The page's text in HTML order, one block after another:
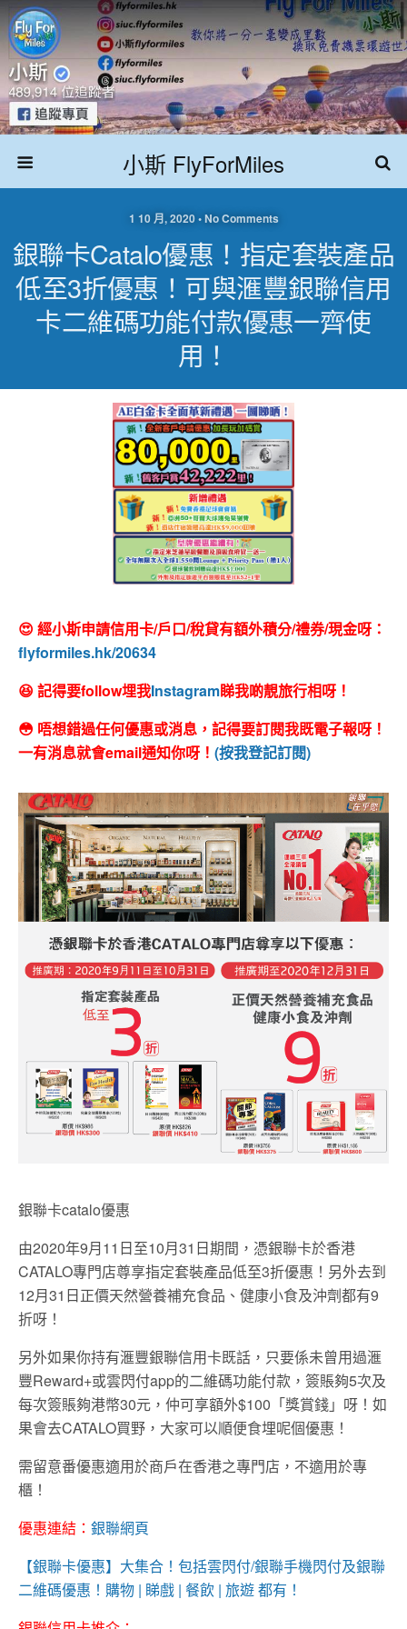
小斯 FlyForMiles
1 10 月, 2020 • No Comments
銀聯卡catalo優惠！指定套裝產品
低至3折優惠！可與滙豐銀聯信用
卡二維碼功能付款優惠一齊使
用！
😍 經小斯申請信用卡/戶口/稅貸有額外積分/禮券/現金呀：
flyformiles.hk/20634
😆 記得要follow埋我Instagram睇我啲靚旅行相呀！
😳 唔想錯過任何優惠或消息，記得要訂閱我既電子報呀！
一有消息就會email通知你呀！ (按我登記訂閱)
銀聯卡catalo優惠
由2020年9月11日至10月31日期間，憑銀聯卡於香港
CATALO專門店尊享指定套裝產品低至3折優惠！另外去到
12月31日正價天然營養補充食品、健康小食及沖劑都有9
折呀！
另外如果你持有滙豐銀聯信用卡既話，只要係未曾用過滙
豐Reward+或雲閃付app的二維碼功能付款，簽賬夠5次及
每次簽賬夠港幣30元，仲可享額外$100「獎賞錢」呀！如
果會去CATALO買野，大家可以順便食埋呢個優惠！
需留意番優惠適用於商戶在香港之專門店，不適用於專
櫃！
優惠連結： 銀聯網頁
【銀聯卡優惠】大集合！包括雲閃付/銀聯手機閃付及銀聯
二維碼優惠！購物 | 睇戲 | 餐飲 | 旅遊 都有！